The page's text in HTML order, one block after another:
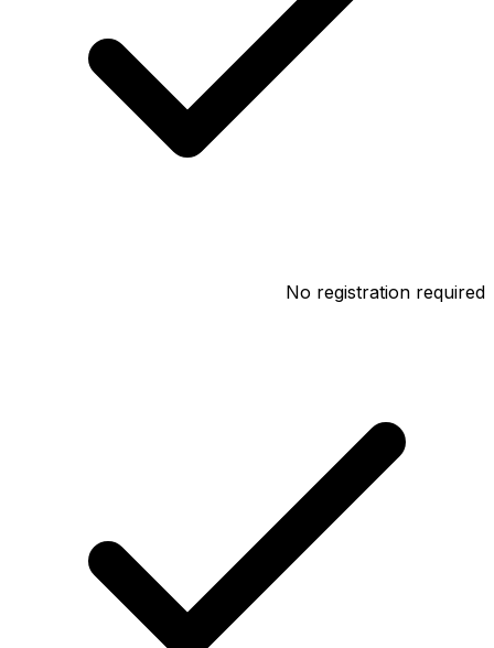
No registration required